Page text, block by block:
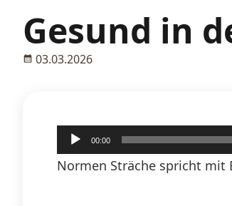
Gesund in
03.03.2026
Audio-
Player
00:00
Normen Sträche spricht mit